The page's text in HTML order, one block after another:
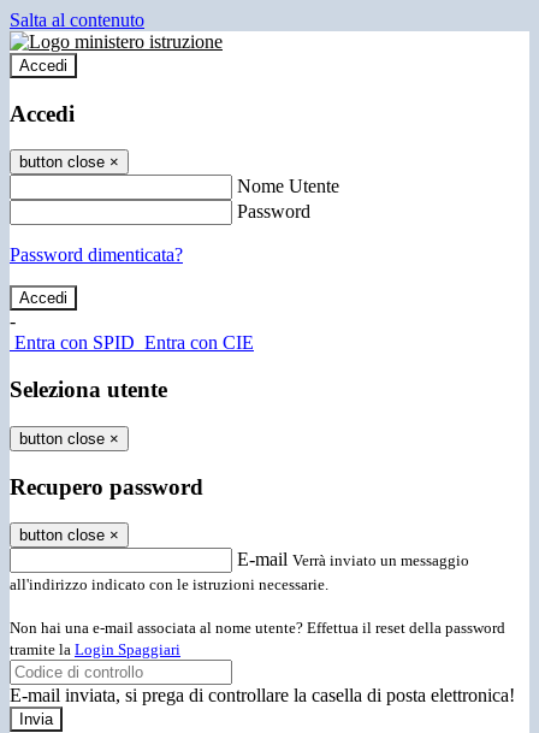
Salta al contenuto
Accedi
Accedi
button close ×
Nome Utente
Password
Password dimenticata?
-
Entra con SPID Entra con CIE
Seleziona utente
button close ×
Recupero password
button close ×
E-mail Verrà inviato un messaggio
all'indirizzo indicato con le istruzioni necessarie.
Non hai una e-mail associata al nome utente? Effettua il reset della password
tramite la Login Spaggiari
E-mail inviata, si prega di controllare la casella di posta elettronica!